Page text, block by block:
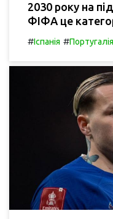
2030 року на
ФІФА це
#Іспанія #Португалія